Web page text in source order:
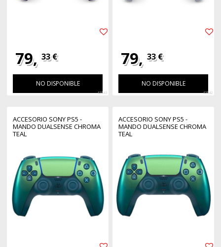
79, 33 €
NO DISPONIBLE
42543
79, 33 €
NO DISPONIBLE
42542
ACCESORIO SONY PS5 -
MANDO DUALSENSE CHROMA
TEAL
ACCESORIO SONY PS5 -
MANDO DUALSENSE CHROMA
TEAL